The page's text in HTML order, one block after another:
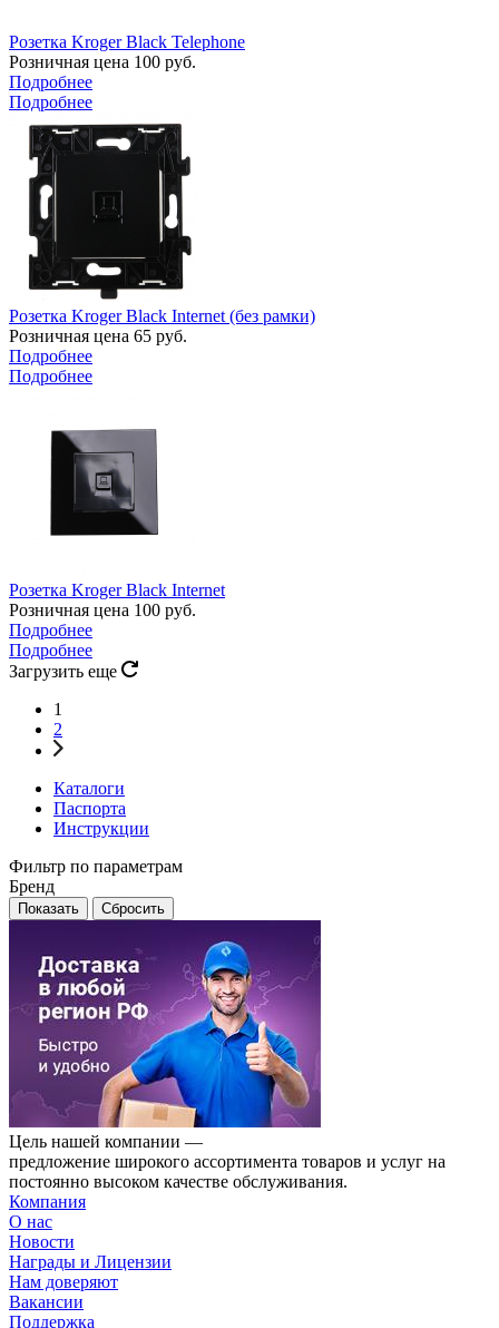
Розетка Kroger Black Telephone
Розничная цена 100 руб.
Подробнее
Подробнее
Розетка Kroger Black Internet (без рамки)
Розничная цена 65 руб.
Подробнее
Подробнее
Розетка Kroger Black Internet
Розничная цена 100 руб.
Подробнее
Подробнее
Загрузить еще
1
2
Каталоги
Паспорта
Инструкции
Фильтр по параметрам
Бренд
Сбросить
Цель нашей компании —
предложение широкого ассортимента товаров и услуг на
постоянно высоком качестве обслуживания.
Компания
О нас
Новости
Награды и Лицензии
Нам доверяют
Вакансии
Поддержка